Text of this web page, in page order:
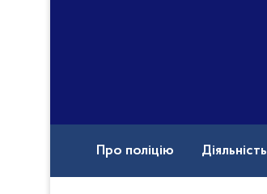
Про поліцію Діяльність